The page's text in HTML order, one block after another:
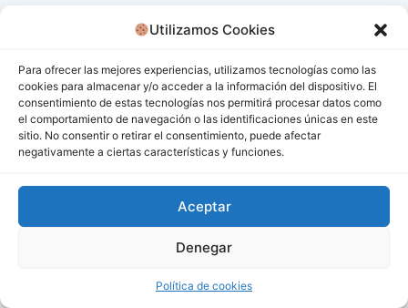
Utilizamos Cookies
Para ofrecer las mejores experiencias, utilizamos tecnologías como las
cookies para almacenar y/o acceder a la información del dispositivo. El
consentimiento de estas tecnologías nos permitirá procesar datos como
el comportamiento de navegación o las identificaciones únicas en este
sitio. No consentir o retirar el consentimiento, puede afectar
negativamente a ciertas características y funciones.
Aceptar
Denegar
Política de cookies
Todos los derechos © 2026 San Miguel De Los Bancos |